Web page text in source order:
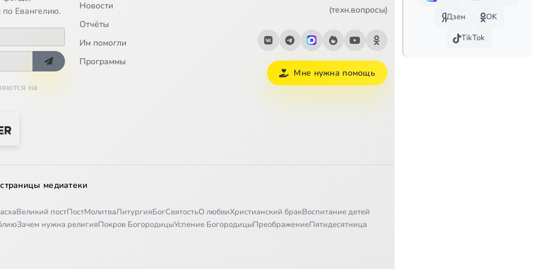
38:39
40:45
49:46
43:15
Евангелию.
на
Новости
Отчёты
Им помогли
Программы
(техн.вопросы)
Мне нужна помощь
медиатеки
Великий постПостМолитваЛитургияБогСвятостьО любвиХристианский бракВоспитание детей
Зачем нужна религияПокров БогородицыУспение БогородицыПреображениеПятидесятница
Дзен
OK
TikTok